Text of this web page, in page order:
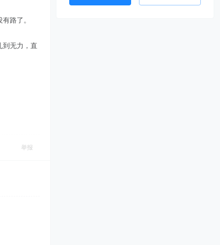
路了。
到无力，直
举报